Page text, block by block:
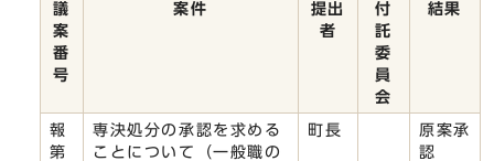
議
案
番
号
案件
提出
者
付
託
委
員
会
結果
報
第
専決処分の承認を求める
ことについて（一般職の
町長
原案承
認